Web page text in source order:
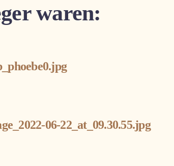
waren:
06-22_at_09.30.55.jpg